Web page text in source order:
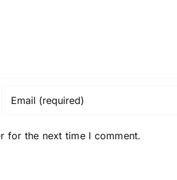
for the next time I comment.